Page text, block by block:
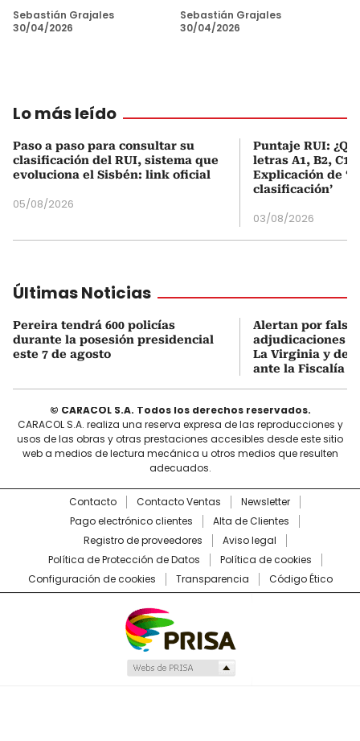
Sebastián Grajales
30/04/2026
Sebastián Grajales
30/04/2026
Lo más leído
Paso a paso para consultar su
clasificación del RUI, sistema que
evoluciona el Sisbén: link oficial
05/08/2026
Puntaje RUI:
letras A1, B2, C1
Explicación de
clasificación’
03/08/2026
Últimas Noticias
Pereira tendrá 600 policías
durante la posesión presidencial
este 7 de agosto
Alertan por
adjudicaciones
La Virginia y
ante la Fiscalía
© CARACOL S.A. Todos los derechos reservados.
CARACOL S.A. realiza una reserva expresa de las reproducciones y
usos de las obras y otras prestaciones accesibles desde este sitio
web a medios de lectura mecánica u otros medios que resulten
adecuados.
Contacto Contacto Ventas
Newsletter
Pago electrónico clientes
Alta de Clientes
Registro de proveedores
Aviso legal
Política de Protección de Datos
Política de cookies
Configuración de cookies
Transparencia Código Ético